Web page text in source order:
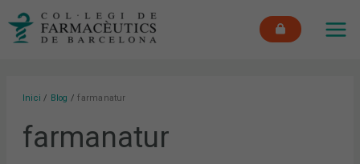
Inici Blog farmanatur
farmanatur